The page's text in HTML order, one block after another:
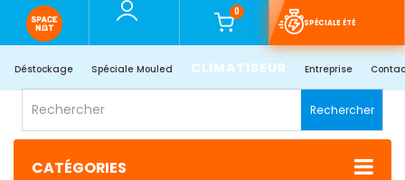
0
SPÉCIALE ÉTÉ
Déstockage Spéciale Mouled CLIMATISEUR Entreprise
Rechercher
CATÉGORIES